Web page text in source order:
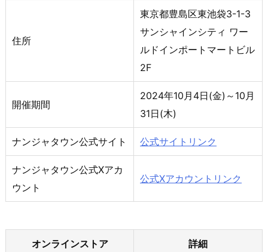
住所
東京都豊島区東池袋3-1-3
サンシャインシティ ワー
ルドインポートマートビル
2F
開催期間
2024年10月4日(金)～10月
31日(木)
ナンジャタウン公式サイト 公式サイトリンク
ナンジャタウン公式Xアカ
ウント
公式Xアカウントリンク
オンラインストア 詳細